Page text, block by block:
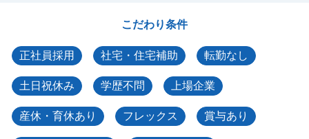
こだわり条件
正社員採用 社宅・住宅補助 転勤なし
土日祝休み 学歴不問 上場企業
産休・育休あり フレックス 賞与あり